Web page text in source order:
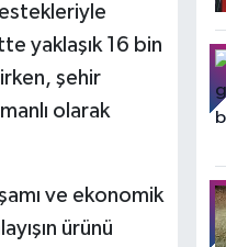
yaklaşık 16 bin
şehir
olarak
ve ekonomik
ürünü